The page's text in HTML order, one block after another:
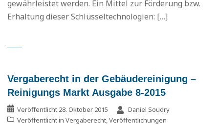
gewährleistet werden. Ein Mittel zur Förderung bzw.
Erhaltung dieser Schlüsseltechnologien: […]
Vergaberecht in der Gebäudereinigung –
Reinigungs Markt Ausgabe 8-2015
Veröffentlicht 28. Oktober 2015
Daniel Soudry
Veröffentlicht in Vergaberecht,Veröffentlichungen